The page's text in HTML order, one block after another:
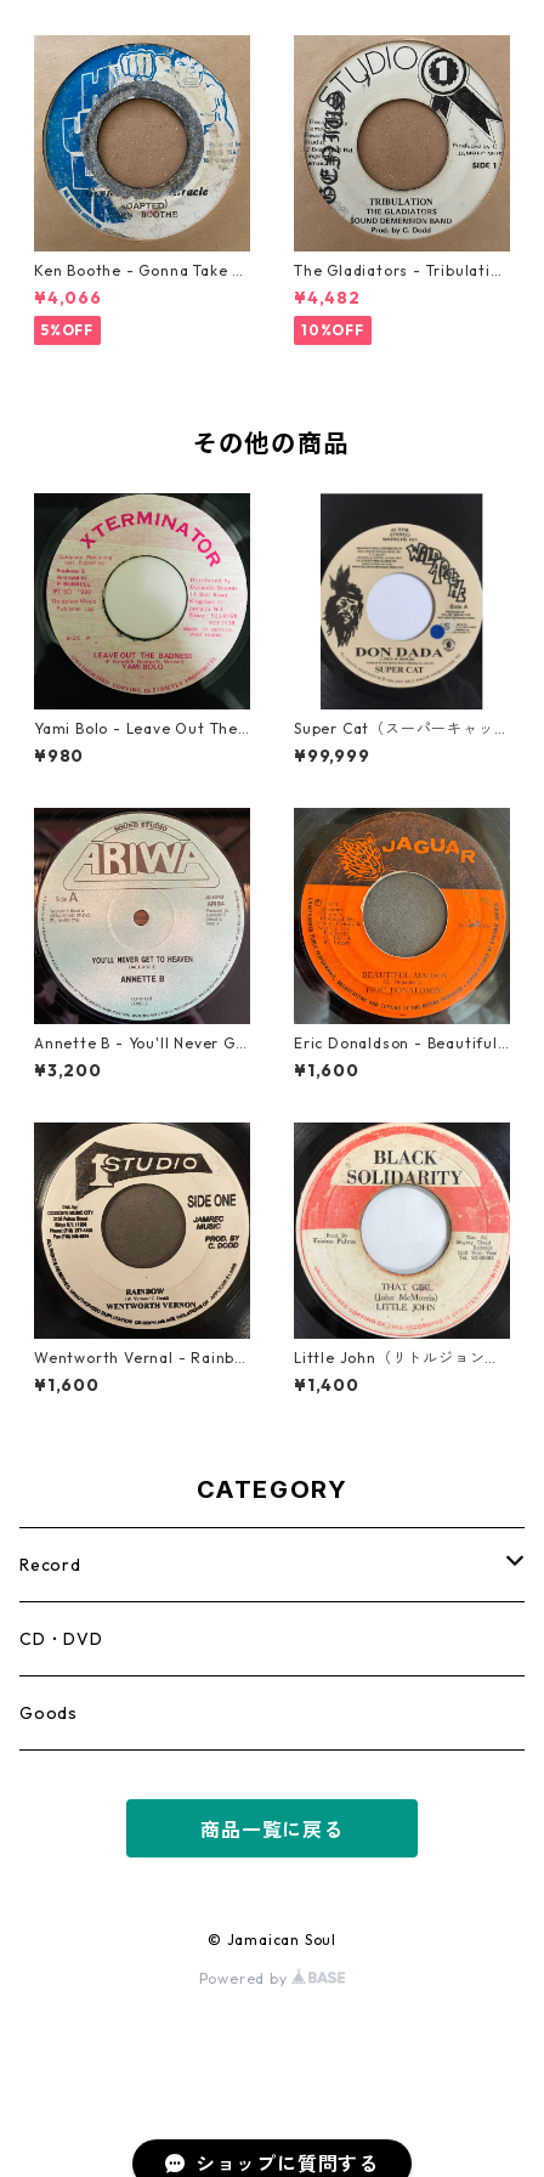
ショップに質問する
Ken Boothe - Gonna Take A
Miracle【7-21362】
¥4,066
5%OFF
The Gladiators - Tribulation
【7-21365】
¥4,482
10%OFF
その他の商品
Yami Bolo - Leave Out The
Badness 【7-10916】
¥980
Super Cat（スーパーキャッ
ト） - Don Dada【7inch】
¥99,999
Annette B - You'll Never Ge
t To Heaven【12-50058】
¥3,200
Eric Donaldson - Beautiful
Maiden【7-21788】
¥1,600
Wentworth Vernal - Rainbo
w【7-21940】
¥1,600
Little John（リトルジョン）
- That Girl 【7-20045】
¥1,400
CATEGORY
Record
Mento,Calypso,Ballad
Ska
Early Dancehall
CD・DVD
Goods
商品一覧に戻る
© Jamaican Soul
Powered by